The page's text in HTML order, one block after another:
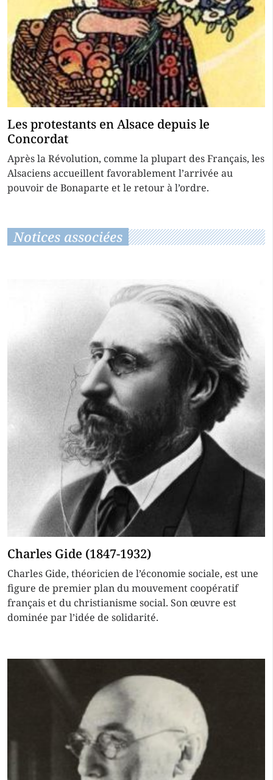
Les protestants en Alsace depuis le
Concordat
Après la Révolution, comme la plupart des Français, les
Alsaciens accueillent favorablement l’arrivée au
pouvoir de Bonaparte et le retour à l’ordre.
Notices associées
Charles Gide (1847-1932)
Charles Gide, théoricien de l’économie sociale, est une
figure de premier plan du mouvement coopératif
français et du christianisme social. Son œuvre est
dominée par l’idée de solidarité.